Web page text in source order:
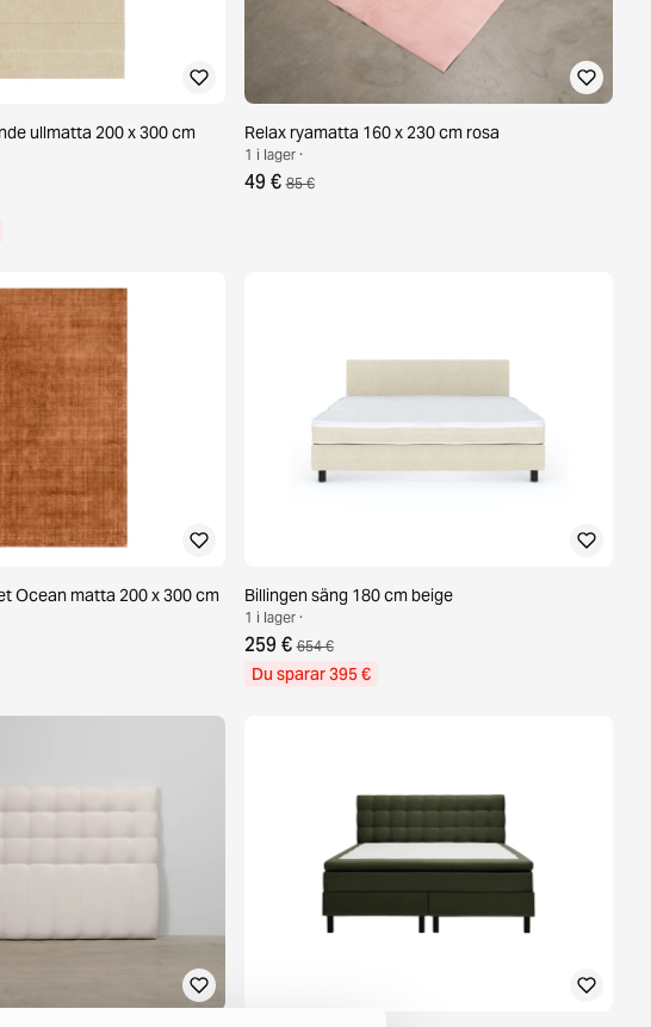
ullmatta 200 x 300 cm
Relax ryamatta 160 x 230 cm rosa
1 i lager ·
49 € 85 €
Ocean matta 200 x 300 cm
Billingen säng 180 cm beige
1 i lager ·
259 € 654 €
Du sparar 395 €